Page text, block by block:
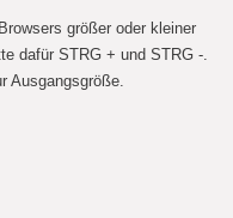
größer oder kleiner
dafür STRG + und STRG -.
Ausgangsgröße.